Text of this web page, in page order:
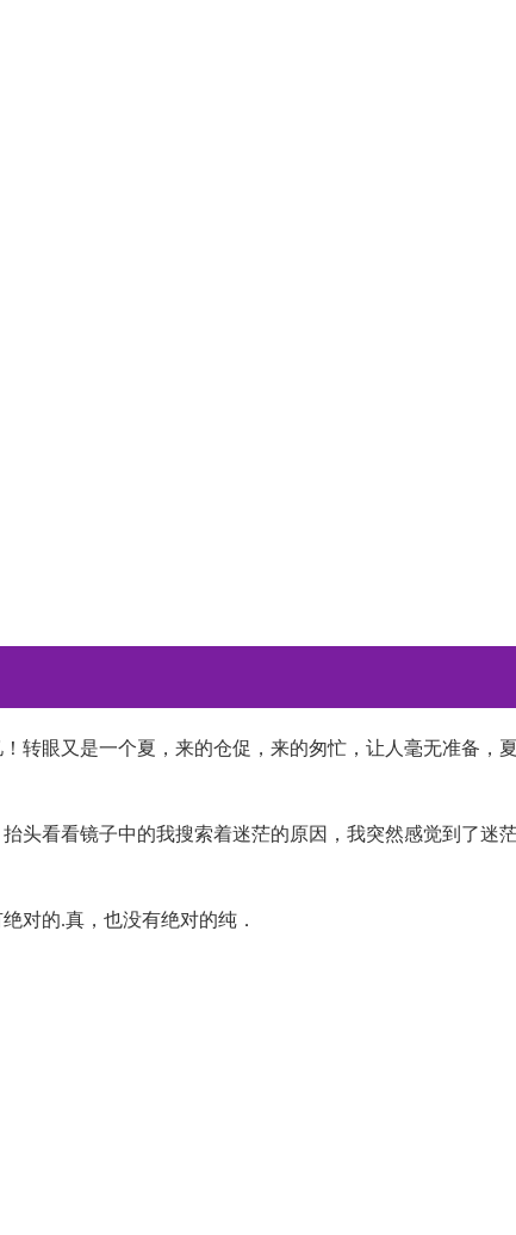
眼又是一个夏，来的仓促，来的匆忙，让人毫无准备，
头看看镜子中的我搜索着迷茫的原因，我突然感觉到了迷
对的.真，也没有绝对的纯．